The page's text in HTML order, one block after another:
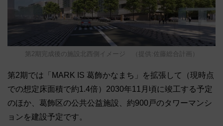
第2期完成後の施設北西側イメージ （提供:佐藤総合計画）
第2期では「MARK IS 葛飾かなまち」を拡張して（現時点
での想定床面積で約1.4倍）2030年11月頃に竣工する予定
のほか、葛飾区の公共公益施設、約900戸のタワーマンシ
ョンを建設予定です。